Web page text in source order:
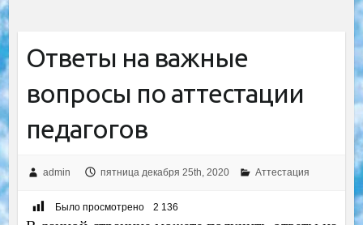
Ответы на важные
вопросы по аттестации
педагогов
admin пятница декабря 25th, 2020 Аттестация
Было просмотрено 2 136